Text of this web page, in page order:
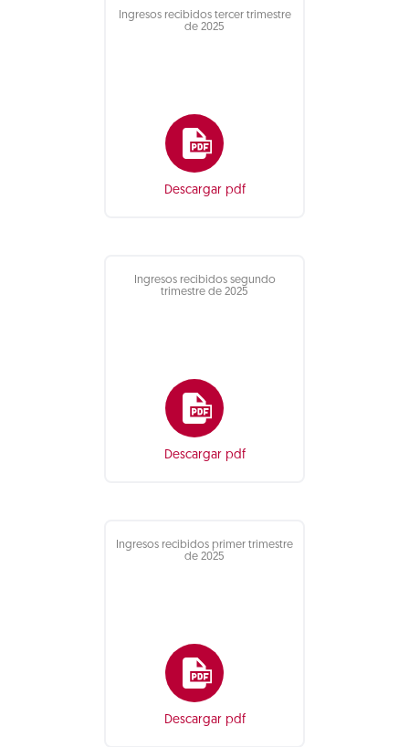
Ingresos recibidos tercer trimestre
de 2025
Descargar pdf
Ingresos recibidos segundo
trimestre de 2025
Descargar pdf
Ingresos recibidos primer trimestre
de 2025
Descargar pdf